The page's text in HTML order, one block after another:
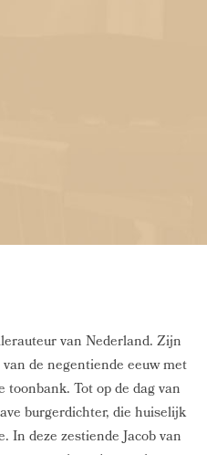
van Nederland. Zijn
de negentiende eeuw met
Tot op de dag van
burgerdichter, die huiselijk
In deze zestiende Jacob van